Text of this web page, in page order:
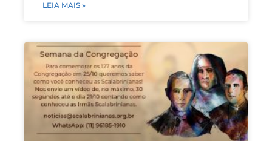
LEIA MAIS »